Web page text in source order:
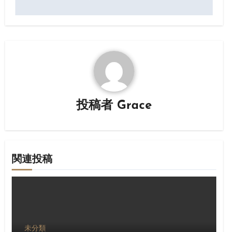
投稿者 Grace
関連投稿
未分類